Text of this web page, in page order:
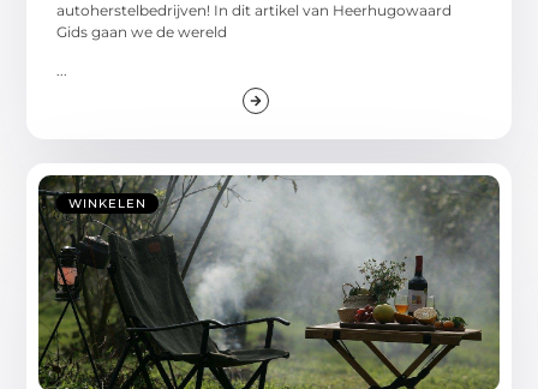
autoherstelbedrijven! In dit artikel van Heerhugowaard
Gids gaan we de wereld
...
WINKELEN